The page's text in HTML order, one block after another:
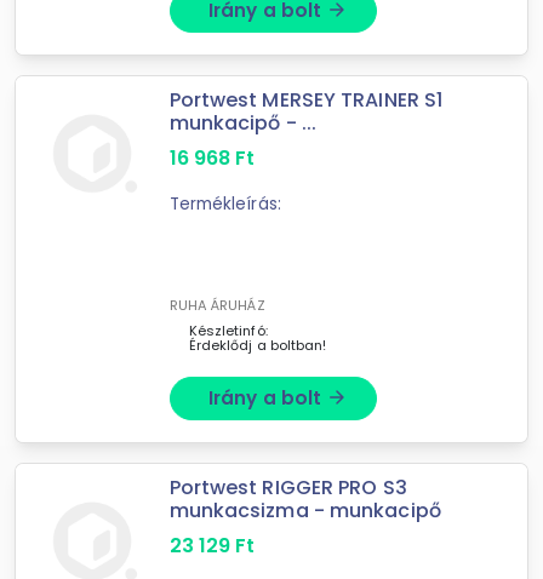
Irány a bolt arrow_forward
Portwest MERSEY TRAINER S1
munkacipő - ...
16 968 Ft
Termékleírás:
RUHA ÁRUHÁZ
Készletinfó:
Érdeklődj a boltban!
Irány a bolt arrow_forward
Portwest RIGGER PRO S3
munkacsizma - munkacipő
23 129 Ft